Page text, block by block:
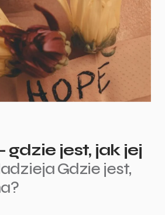
gdzie jest, jak jej
Gdzie jest,